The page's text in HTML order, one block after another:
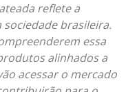
reflete a
brasileira.
essa
alinhados a
acessar o mercado